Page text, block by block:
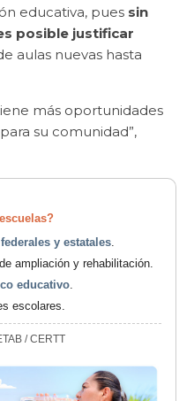
educativa, pues sin
posible justificar
aulas nuevas hasta
más oportunidades
su comunidad”,
y estatales
ampliación y rehabilitación.
educativo
escolares.
/ CERTT